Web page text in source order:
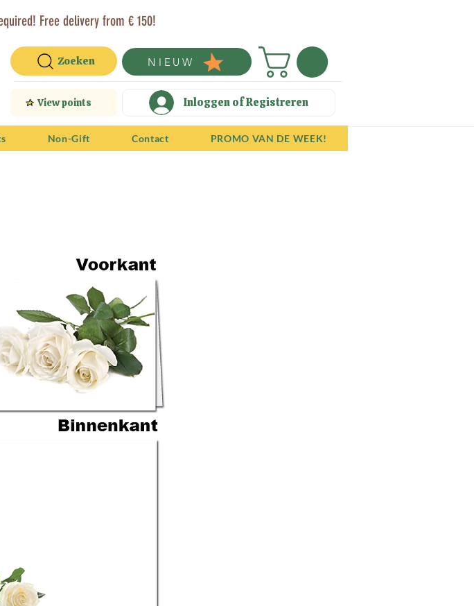
Free delivery from € 150!
Zoeken NIEUW
View points Inloggen of Registreren
Non-Gift Contact PROMO VAN DE WEEK!